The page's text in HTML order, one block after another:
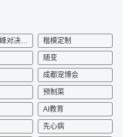
中国说唱巅峰对决2023 楷模定制
随变
成都宠博会
预制菜
AI教育
先心病